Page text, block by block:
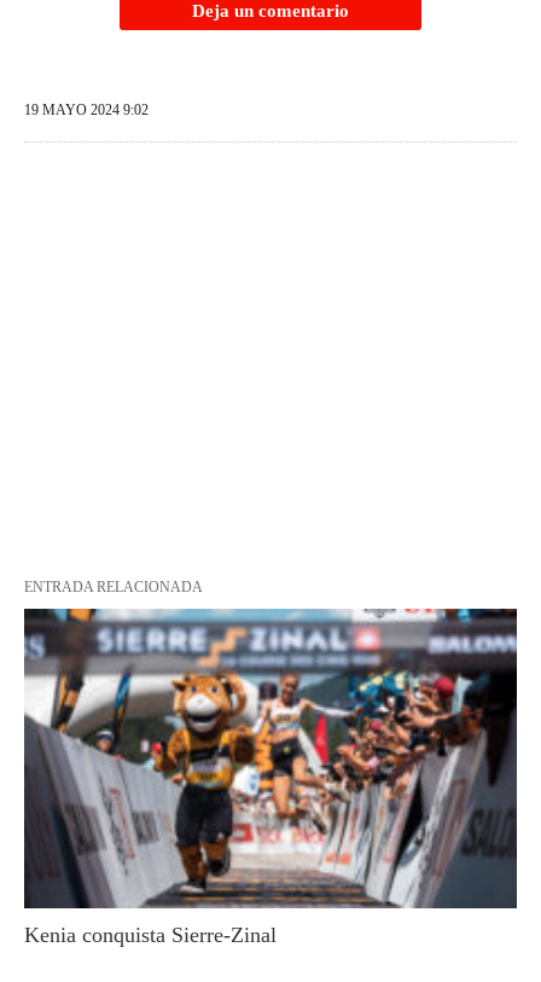
Deja un comentario
19 MAYO 2024 9:02
ENTRADA RELACIONADA
Kenia conquista Sierre-Zinal